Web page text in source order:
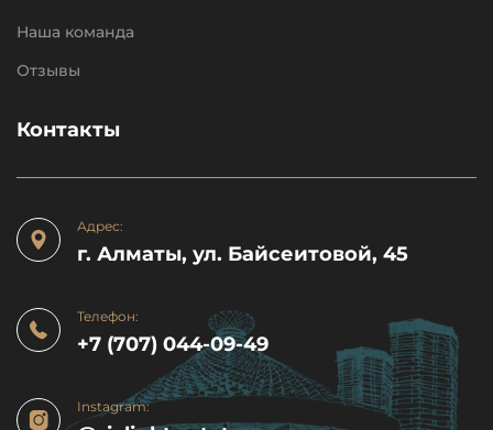
Наша команда
Отзывы
Контакты
Адрес:
г. Алматы, ул. Байсеитовой, 45
Телефон:
+7 (707) 044-09-49
Instagram: